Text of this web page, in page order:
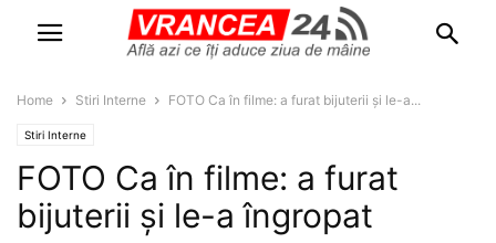
Home Stiri Interne FOTO Ca în filme: a furat bijuterii și le-a...
Stiri Interne
FOTO Ca în filme: a furat
bijuterii și le-a îngropat